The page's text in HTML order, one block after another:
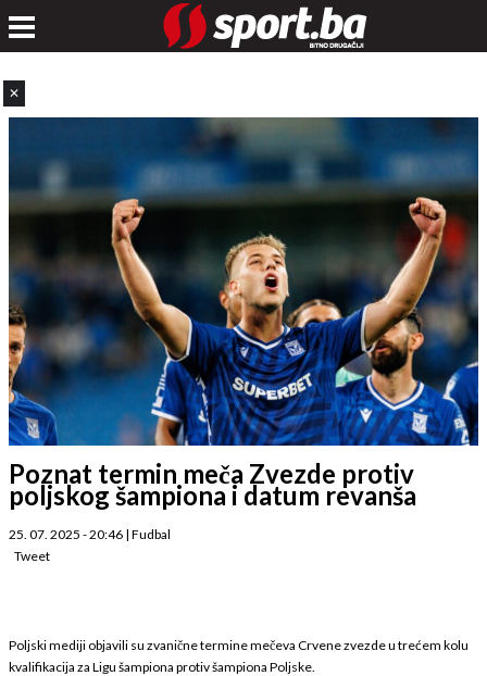
✕
Poznat termin meča Zvezde protiv
poljskog šampiona i datum revanša
25. 07. 2025 - 20:46 | Fudbal
Tweet
Poljski mediji objavili su zvanične termine mečeva Crvene zvezde u trećem kolu
kvalifikacija za Ligu šampiona protiv šampiona Poljske.